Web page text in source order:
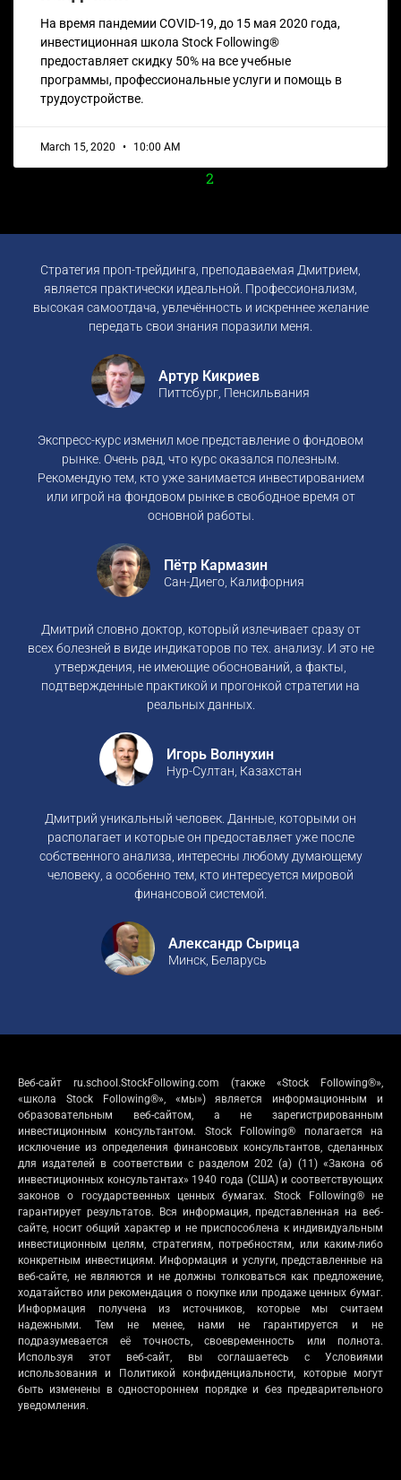
На время пандемии COVID-19, до 15 мая 2020 года,
инвестиционная школа Stock Following®
предоставляет скидку 50% на все учебные
программы, профессиональные услуги и помощь в
трудоустройстве.
March 15, 2020 10:00 AM
2
Стратегия проп-трейдинга, преподаваемая Дмитрием,
является практически идеальной. Профессионализм,
высокая самоотдача, увлечённость и искреннее желание
передать свои знания поразили меня.
Артур Кикриев
Питтсбург, Пенсильвания
Экспресс-курс изменил мое представление о фондовом
рынке. Очень рад, что курс оказался полезным.
Рекомендую тем, кто уже занимается инвестированием
или игрой на фондовом рынке в свободное время от
основной работы.
Пётр Кармазин
Сан-Диего, Калифорния
Дмитрий словно доктор, который излечивает сразу от
всех болезней в виде индикаторов по тех. анализу. И это не
утверждения, не имеющие обоснований, а факты,
подтвержденные практикой и прогонкой стратегии на
реальных данных.
Игорь Волнухин
Нур-Султан, Казахстан
Дмитрий уникальный человек. Данные, которыми он
располагает и которые он предоставляет уже после
собственного анализа, интересны любому думающему
человеку, а особенно тем, кто интересуется мировой
финансовой системой.
Александр Сырица
Минск, Беларусь
Веб-сайт ru.school.StockFollowing.com (также «Stock Following®»,
«школа Stock Following®», «мы») является информационным и
образовательным веб-сайтом, а не зарегистрированным
инвестиционным консультантом. Stock Following® полагается на
исключение из определения финансовых консультантов, сделанных
для издателей в соответствии с разделом 202 (a) (11) «Закона об
инвестиционных консультантах» 1940 года (США) и соответствующих
законов о государственных ценных бумагах. Stock Following® не
гарантирует результатов. Вся информация, представленная на веб-
сайте, носит общий характер и не приспособлена к индивидуальным
инвестиционным целям, стратегиям, потребностям, или каким-либо
конкретным инвестициям. Информация и услуги, представленные на
веб-сайте, не являются и не должны толковаться как предложение,
ходатайство или рекомендация о покупке или продаже ценных бумаг.
Информация получена из источников, которые мы считаем
надежными. Тем не менее, нами не гарантируется и не
подразумевается её точность, своевременность или полнота.
Используя этот веб-сайт, вы соглашаетесь с Условиями
использования и Политикой конфиденциальности, которые могут
быть изменены в одностороннем порядке и без предварительного
уведомления.